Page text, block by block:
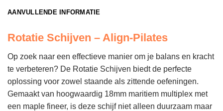
AANVULLENDE INFORMATIE
Rotatie Schijven – Align-Pilates
Op zoek naar een effectieve manier om je balans en kracht
te verbeteren? De Rotatie Schijven biedt de perfecte
oplossing voor zowel staande als zittende oefeningen.
Gemaakt van hoogwaardig 18mm maritiem multiplex met
een maple fineer, is deze schijf niet alleen duurzaam maar